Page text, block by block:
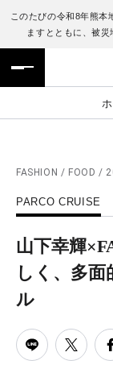
このたびの令和8年熊本
ますとともに、被災
フロアガイド
施設案内・ア
レストラン・
TAX FREE
PARCOメンバーズ
JP
ENGLISH
繁体字
ภาษาไทย
日本語
FASHION / FOOD /
PARCO CRUISE
山下幸輝
しく、多
ル